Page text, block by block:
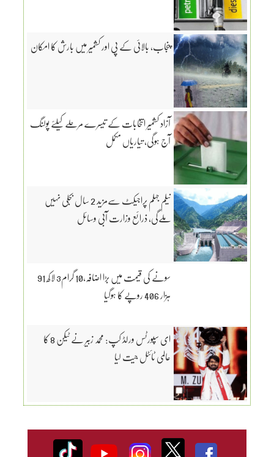
پنجاب، بالائی کے پی اور کشمیر میں بارش کا امکان
آزاد کشمیر انتخابات کے تیسرے مرحلے کیلئے پولنگ
آج ہوگی، تیاریاں مکمل
نیلم جہلم پراجیکٹ سےمزید 2 سال بجلی نہیں
ملےگی، ذرائع وزارت آبی وسائل
سونے کی قیمت میں بڑا اضافہ،10 گرام3 لاکھ 91
ہزار 406 روپے کا ہوگیا
ای سپورٹس ورلڈ کپ: محمد زبیر نے ٹیکن 8 کا
عالمی ٹائٹل جیت لیا